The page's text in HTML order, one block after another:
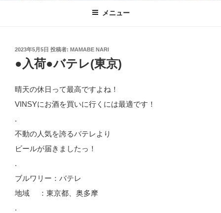
メニュー
投
日:
2023年5月5日 投稿者: MAMABE NARI
●入荷●バテレ(東京)
晴天の休日って最高ですよね！
VINSYにお酒を買いに行くには最適です！
.
不動の人気を誇るバテレより
ビールが届きましたっ！
.
ブルワリー：バテレ
地域 ：東京都、奥多摩
.